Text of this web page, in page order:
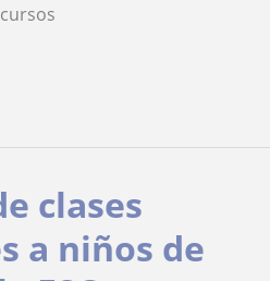
clases
a niños de